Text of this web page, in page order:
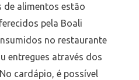
de alimentos estão
pela Boali
no restaurante
entregues através dos
cardápio, é possível